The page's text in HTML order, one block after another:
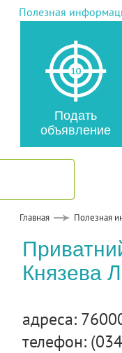
Полезная
Подать
объявление
Главная Полезная
Князева
адреса:
телефон: